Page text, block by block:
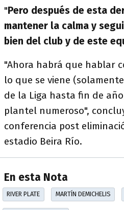
"Pero después de esta
mantener la calma y
bien del club y de este
"Ahora habrá que hablar
lo que se viene
de la Liga hasta fin de
plantel numeroso",
conferencia post
estadio Beira Río.
En esta Nota
RIVER PLATE MARTÍN DEMICHELIS